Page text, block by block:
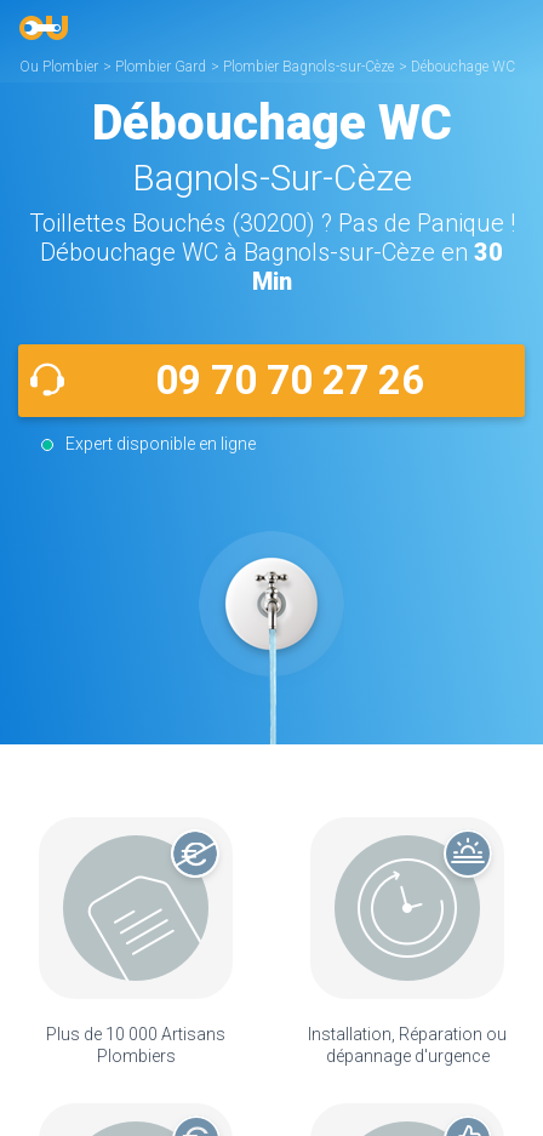
Ou Plombier > Plombier Gard > Plombier Bagnols-sur-Cèze > Débouchage WC
Débouchage WC
Bagnols-Sur-Cèze
Toillettes Bouchés (30200) ? Pas de Panique !
Débouchage WC à Bagnols-sur-Cèze en 30
Min
09 70 70 27 26
Expert disponible en ligne
Plus de 10 000 Artisans
Plombiers
Installation, Réparation ou
dépannage d'urgence